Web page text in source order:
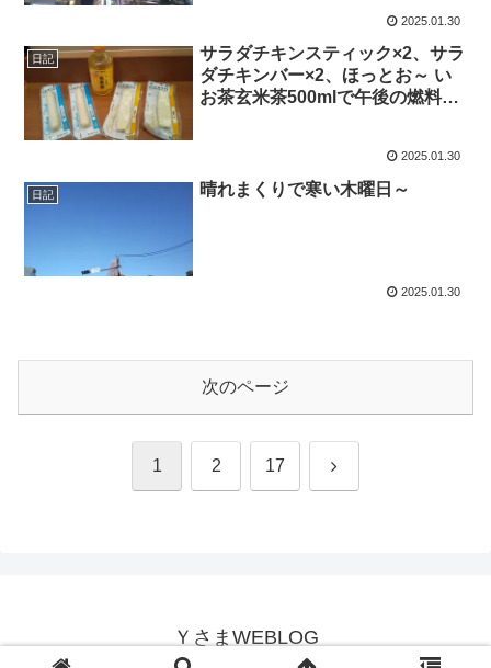
2025.01.30
日記
サラダチキンスティック×2、サラ
ダチキンバー×2、ほっとお～ い
お茶玄米茶500mlで午後の燃料補
2025.01.30
日記 晴れまくりで寒い木曜日～
2025.01.30
次のページ
1 2 17 次
ＹさまWEBLOG